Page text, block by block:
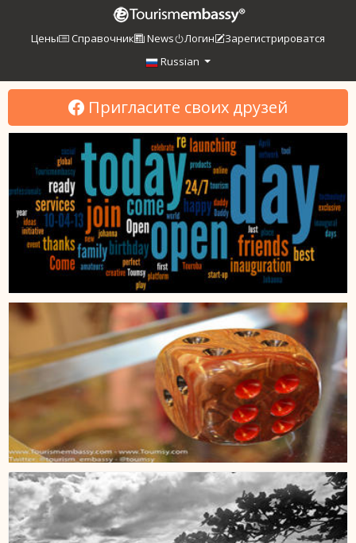
Цены Справочник News Логин
Зарегистрироватся
Russian
Пригласите своих друзей